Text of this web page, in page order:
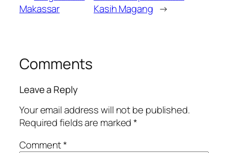
Makassar
Kasih Magang →
Comments
Leave a Reply
Your email address will not be published.
Required fields are marked*
Comment*